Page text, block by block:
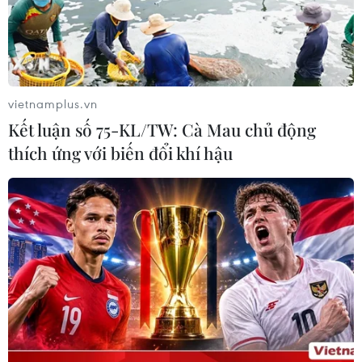
Tây Ninh thúc đẩy bình dân học vụ
số, tạo động lực phát triển kinh tế số
07/08/2026 07:17
Hàn Quốc đầu tư xây “Thung lũng
K-Vietnam” gắn với hậu duệ dòng họ
Lý
07/08/2026 06:30
Liên kết "ba nhà": Động lực thúc đẩy
đổi mới sáng tạo và nâng cao chất
lượng FDI
07/08/2026 05:48
vietnamplus.vn
Kết luận số 75-KL/TW: Cà Mau chủ động
thích ứng với biến đổi khí hậu